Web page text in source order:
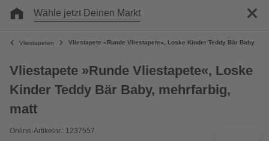
Wähle jetzt Deinen Markt
Vliestapeten Vliestapete »Runde Vliestapete«, Loske Kinder Teddy Bär Baby,
Vliestapete »Runde Vliestapete«, Loske
Kinder Teddy Bär Baby, mehrfarbig,
matt
Online-Artikelnr.: 1237557